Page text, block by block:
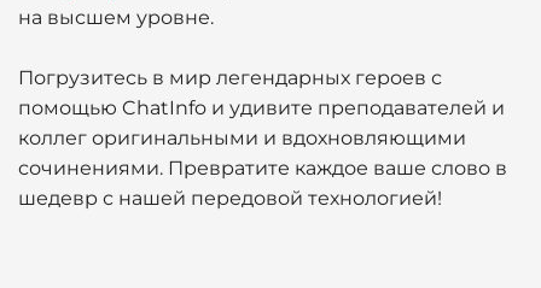
на высшем уровне.
Погрузитесь в мир легендарных героев с
помощью ChatInfo и удивите преподавателей и
коллег оригинальными и вдохновляющими
сочинениями. Превратите каждое ваше слово в
шедевр с нашей передовой технологией!